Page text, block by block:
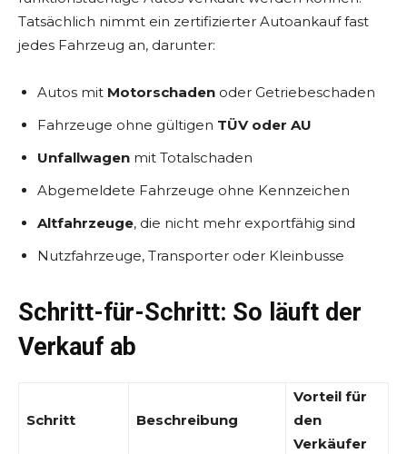
Tatsächlich nimmt ein zertifizierter Autoankauf fast
jedes Fahrzeug an, darunter:
Autos mit Motorschaden oder Getriebeschaden
Fahrzeuge ohne gültigen TÜV oder AU
Unfallwagen mit Totalschaden
Abgemeldete Fahrzeuge ohne Kennzeichen
Altfahrzeuge, die nicht mehr exportfähig sind
Nutzfahrzeuge, Transporter oder Kleinbusse
Schritt-für-Schritt: So läuft der
Verkauf ab
Schritt Beschreibung
Vorteil für
den
Verkäufer